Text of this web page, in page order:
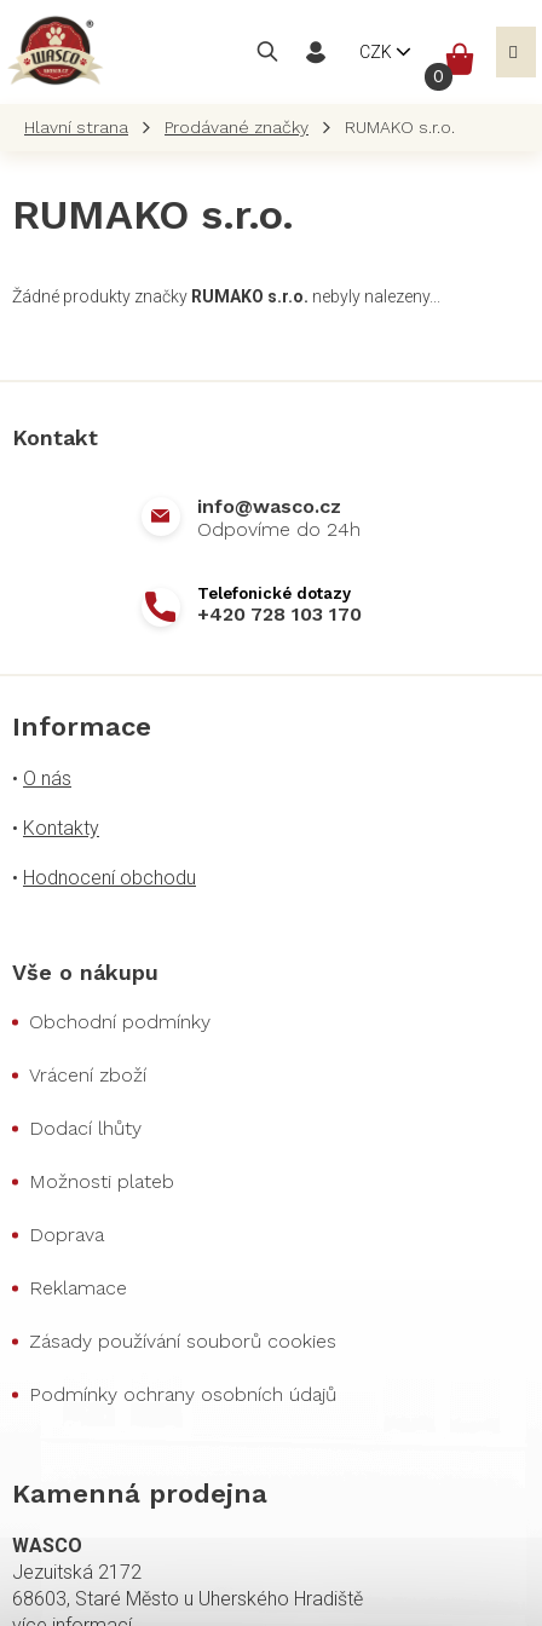
obsah
CZK
Prodávané značky RUMAKO s.r.o.
RUMAKO s.r.o.
Žádné produkty značky RUMAKO s.r.o. nebyly nalezeny...
Kontakt
info@wasco.cz
+420 728 103 170
Informace
• O nás
• Kontakty
• Hodnocení obchodu
Vše o nákupu
Obchodní podmínky
Vrácení zboží
Dodací lhůty
Možnosti plateb
Doprava
Reklamace
Zásady používání souborů cookies
Podmínky ochrany osobních údajů
Kamenná prodejna
WASCO
Jezuitská 2172
68603, Staré Město u Uherského Hradiště